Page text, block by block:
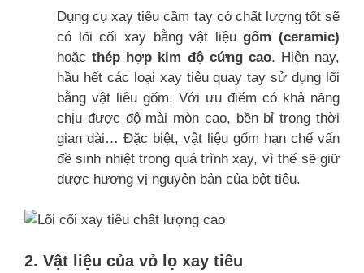
Dụng cụ xay tiêu cầm tay có chất lượng tốt sẽ
có lõi cối xay bằng vật liệugốm (ceramic)
hoặcthép hợp kim độ cứng cao. Hiện nay,
hầu hết các loại xay tiêu quay tay sử dụng lõi
bằng vật liêu gốm. Với ưu điểm có khả năng
chịu được độ mài mòn cao, bền bỉ trong thời
gian dài… Đặc biệt, vật liệu gốm hạn chế vấn
đề sinh nhiệt trong quá trình xay, vì thế sẽ giữ
được hương vị nguyên bản của bột tiêu.
2. Vật liệu của vỏ lọ xay tiêu